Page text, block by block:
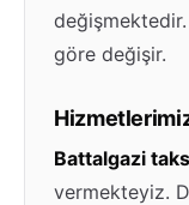
göre değişir.
Battalgazi
vermekteyiz.